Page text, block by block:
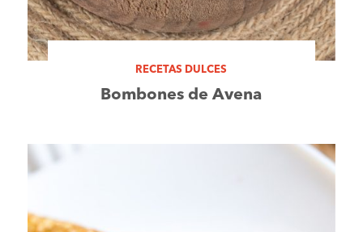
RECETAS DULCES
Bombones de Avena